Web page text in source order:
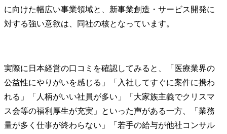
に向けた幅広い事業領域と、新事業創造・サービス開発に
対する強い意欲は、同社の核となっています。
実際に日本経営の口コミを確認してみると、「医療業界の
公益性にやりがいを感じる」「入社してすぐに案件に携わ
れる」「人柄がいい社員が多い」「大家族主義でクリスマ
ス会等の福利厚生が充実」といった声がある一方、「業務
量が多く仕事が終わらない」「若手の給与が他社コンサル